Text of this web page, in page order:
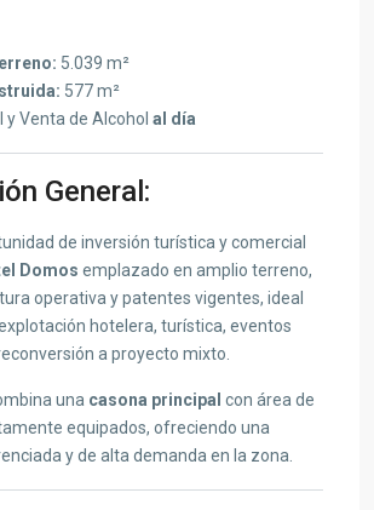
5.039 m²
577 m²
y Venta de Alcohol al día
General:
de inversión turística y comercial
Domos emplazado en amplio terreno,
operativa y patentes vigentes, ideal
hotelera, turística, eventos
a proyecto mixto.
una casona principal con área de
equipados, ofreciendo una
y de alta demanda en la zona.